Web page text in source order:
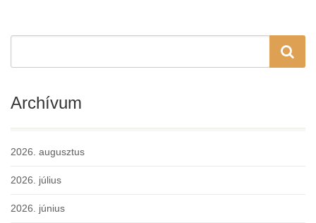
Archívum
2026. augusztus
2026. július
2026. június